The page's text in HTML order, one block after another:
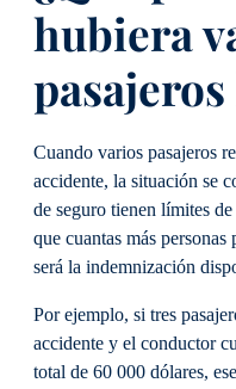
hubiera
Cuando varios pasajeros
accidente, la situación se
de seguro tienen límites
que cuantas más
será la indemnización
Por ejemplo, si tres
accidente y el conductor
total de 60 000 dólares,